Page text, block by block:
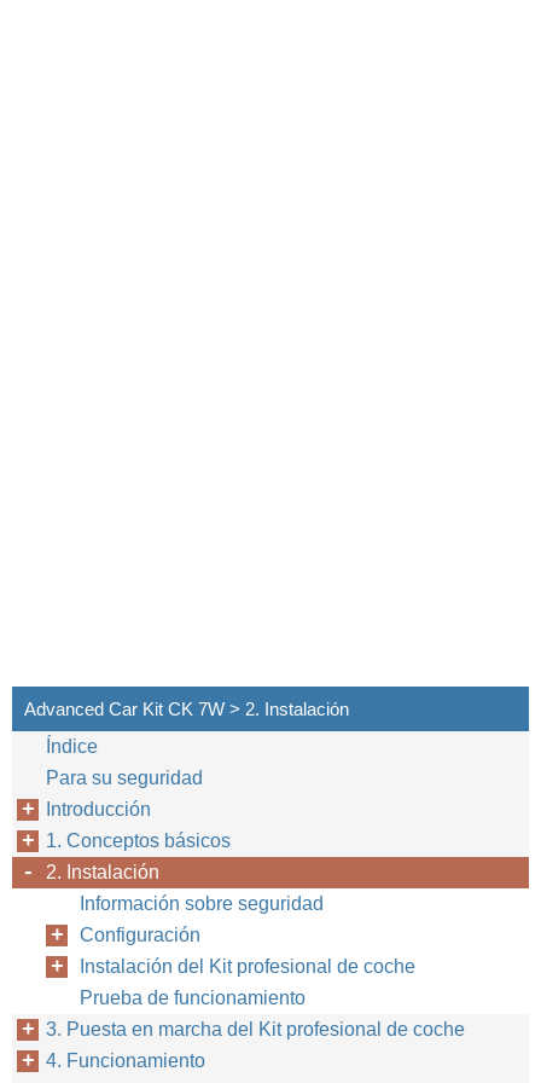
Advanced Car Kit CK 7W > 2. Instalación
Índice
Para su seguridad
Introducción
1. Conceptos básicos
2. Instalación
Información sobre seguridad
Configuración
Instalación del Kit profesional de coche
Prueba de funcionamiento
3. Puesta en marcha del Kit profesional de coche
4. Funcionamiento